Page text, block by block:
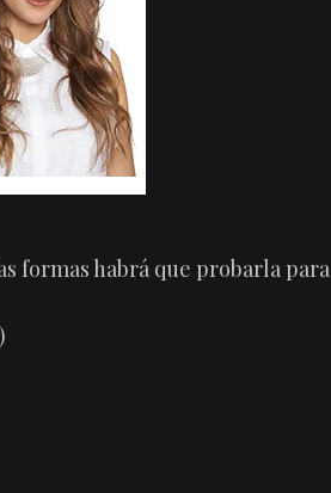
formas habrá que probarla para